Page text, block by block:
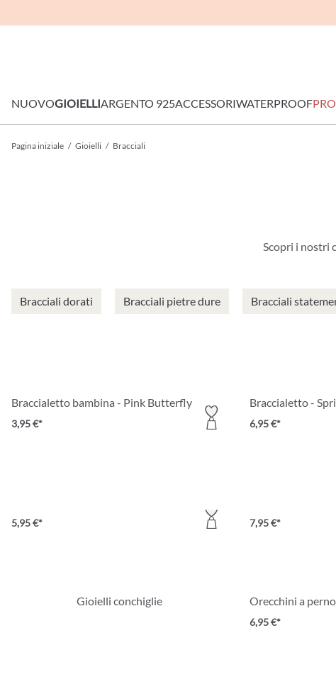
NUOVOGIOIELLIARGENTO 925ACCESSORIWATERPROOF
Pagina iniziale / Gioielli / Bracciali
Scopri i nostri
Bracciali dorati Bracciali pietre dure Bracciali
Braccialetto bambina - Pink Butterfly
3,95 €*
Braccialetto -
6,95 €*
5,95 €* 7,95 €*
Gioielli conchiglie Orecchini a
6,95 €*